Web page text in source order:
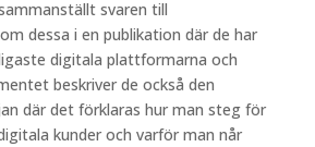
svaren till
dessa i en publikation där de har
digitala plattformarna och
beskriver de också den
där det förklaras hur man steg för
kunder och varför man når